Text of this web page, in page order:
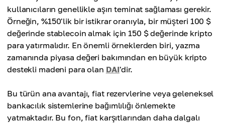
kullanıcıların genellikle aşırı teminat sağlaması gerekir.
Örneğin, %150'lik bir istikrar oranıyla, bir müşteri 100 $
değerinde stablecoin almak için 150 $ değerinde kripto
para yatırmalıdır. En önemli örneklerden biri, yazma
zamanında piyasa değeri bakımından en büyük kripto
destekli madeni para olan DAI'dir.
Bu türün ana avantajı, fiat rezervlerine veya geleneksel
bankacılık sistemlerine bağımlılığı önlemekte
yatmaktadır. Bu fon, fiat karşıtlarından daha dalgalı